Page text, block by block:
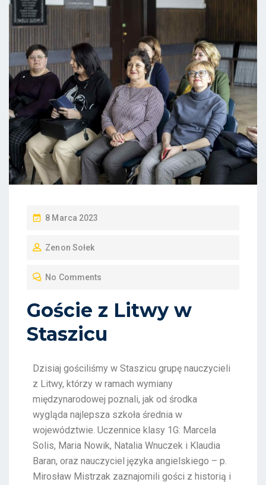
8 Marca 2023
Zenon Sołek
No Comments
Goście z Litwy w
Staszicu
Dzisiaj gościliśmy w Staszicu grupę nauczycieli
z Litwy, którzy w ramach wymiany
międzynarodowej poznali, jak od środka
wygląda najlepsza szkoła średnia w
województwie. Uczennice klasy 1G: Marcela
Solis, Maria Nowik, Natalia Wnuczek i Klaudia
Baran, oraz nauczyciel języka angielskiego – p.
Mirosław Mistrzak zaznajomili gości z historią i